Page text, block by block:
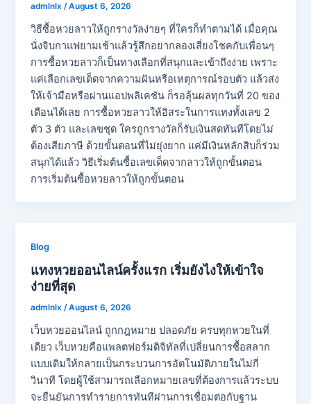
admlnlx /August 6, 2026
วิธีซื้อหวยลาวให้ถูกรางวัลง่ายๆ ที่ใครก็ทำตามได้ เมื่อคุณ
นั่งจิบกาแฟยามเช้าแล้วรู้สึกอยากลองเสี่ยงโชคกับเพื่อนๆ
การซื้อหวยลาวก็เป็นทางเลือกที่สนุกและเข้าถึงง่าย เพราะ
แค่เลือกเลขเด็ดจากความฝันหรือเหตุการณ์รอบตัว แล้วส่ง
ให้เจ้ามือหรือผ่านแอปพลิเคชัน ก็รอลุ้นผลทุกวันที่ 20 ของ
เดือนได้เลย การซื้อหวยลาวให้อิสระในการแทงทั้งเลข 2
ตัว 3 ตัว และเลขชุด ใครถูกรางวัลก็รับเงินสดทันทีโดยไม่
ต้องเสียภาษี ด้วยขั้นตอนที่ไม่ยุ่งยาก แค่มีเงินหลักสิบก็ร่วม
สนุกได้แล้ว วิธีเริ่มต้นซื้อเลขเด็ดจากลาวให้ถูกขั้นตอน
การเริ่มต้นซื้อหวยลาวให้ถูกขั้นตอน
Blog
แทงหวยออนไลน์ครั้งแรก เริ่มยังไงให้เข้าใจ
ง่ายที่สุด
admlnlx/August 6, 2026
เว็บหวยออนไลน์ ถูกกฎหมาย ปลอดภัย ครบทุกหวยในที่
เดียว เว็บหวยคือแพลตฟอร์มดิจิทัลที่เปลี่ยนการซื้อสลาก
แบบเดิมให้กลายเป็นกระบวนการอัตโนมัติภายในไม่กี่
วินาที โดยผู้ใช้สามารถเลือกหมายเลขที่ต้องการแล้วระบบ
จะยืนยันการทำรายการทันทีผ่านการเชื่อมต่อกับฐาน